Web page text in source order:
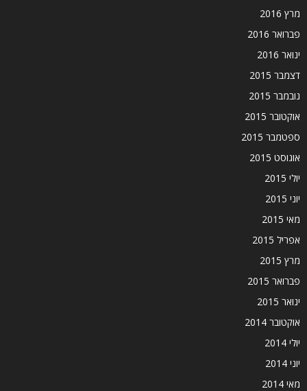
מרץ 2016
פברואר 2016
ינואר 2016
דצמבר 2015
נובמבר 2015
אוקטובר 2015
ספטמבר 2015
אוגוסט 2015
יולי 2015
יוני 2015
מאי 2015
אפריל 2015
מרץ 2015
פברואר 2015
ינואר 2015
אוקטובר 2014
יולי 2014
יוני 2014
מאי 2014